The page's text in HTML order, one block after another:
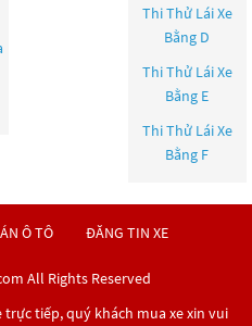
Thi Thử Lái Xe
Bằng D
Thi Thử Lái Xe
Bằng E
Thi Thử Lái Xe
Bằng F
Ô TÔ ĐĂNG TIN XE
All Rights Reserved
tiếp, quý khách mua xe xin vui